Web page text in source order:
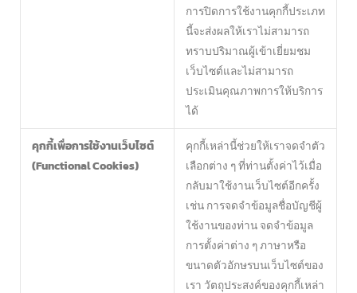
การปิดการใช้งานคุกกี้ประเภท
นี้จะส่งผลให้เราไม่สามารถ
ทราบปริมาณผู้เข้าเยี่ยมชม
เว็บไซต์และไม่สามารถ
ประเมินคุณภาพการให้บริการ
ได้
คุกกี้เพื่อการใช้งานเว็บไซต์
(Functional Cookies)
คุกกี้เหล่านี้ช่วยให้เราจดจำตัว
เลือกต่าง ๆ ที่ท่านตั้งค่าไว้เมื่อ
กลับมาใช้งานเว็บไซต์อีกครั้ง
เช่น การจดจำข้อมูลชื่อบัญชีผู้
ใช้งานของท่าน จดจำข้อมูล
การตั้งค่าต่าง ๆ ภาษาหรือ
ขนาดตัวอักษรบนเว็บไซต์ของ
เรา วัตถุประสงค์ของคุกกี้เหล่า